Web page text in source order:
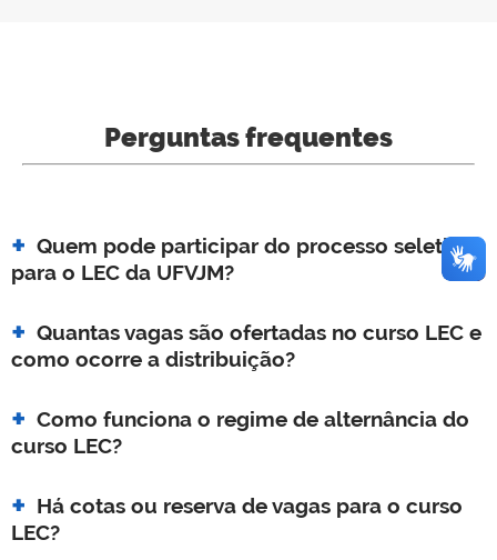
Perguntas frequentes
Quem pode participar do processo seletivo
para o LEC da UFVJM?
Quantas vagas são ofertadas no curso LEC e
como ocorre a distribuição?
Como funciona o regime de alternância do
curso LEC?
Há cotas ou reserva de vagas para o curso
LEC?